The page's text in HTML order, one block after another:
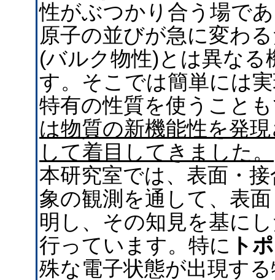
性がぶつかり合う場で
原子の並びが急に変わ
(バルク物性)とは異な
す。そこでは簡単には
特有の性質を使うこと
は物質の新機能性を発
して着目してきました。
本研究室では、表面・
象の観測を通して、表
明し、その知見を基に
行っています。特に ト
殊な電子状態が出現す